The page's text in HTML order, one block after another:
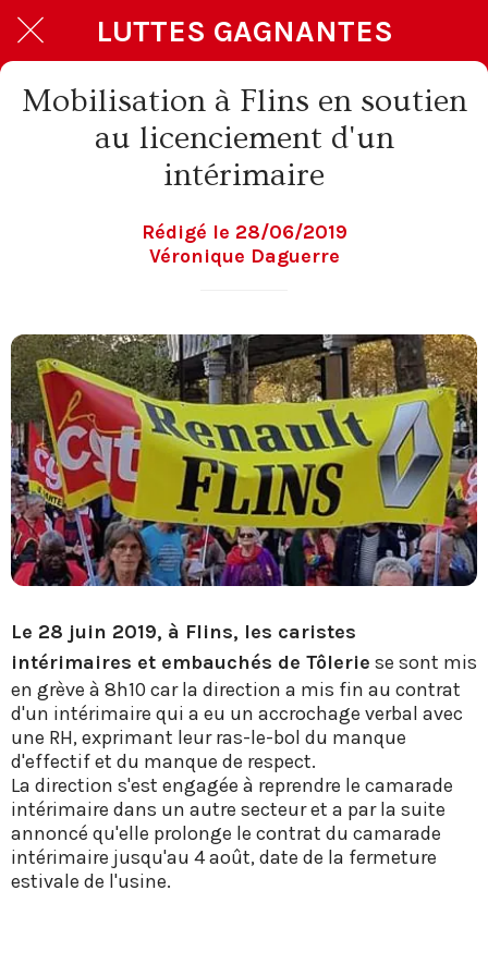
LUTTES GAGNANTES
Mobilisation à Flins en soutien
au licenciement d'un
intérimaire
Rédigé le 28/06/2019
Véronique Daguerre
Le 28 juin 2019, à Flins, les caristes
intérimaires et embauchés de Tôlerie se sont mis
en grève à 8h10 car la direction a mis fin au contrat
d'un intérimaire qui a eu un accrochage verbal avec
une RH, exprimant leur ras-le-bol du manque
d'effectif et du manque de respect.
La direction s'est engagée à reprendre le camarade
intérimaire dans un autre secteur et a par la suite
annoncé qu'elle prolonge le contrat du camarade
intérimaire jusqu'au 4 août, date de la fermeture
estivale de l'usine.